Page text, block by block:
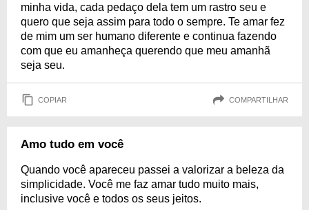
minha vida, cada pedaço dela tem um rastro seu e
quero que seja assim para todo o sempre. Te amar fez
de mim um ser humano diferente e continua fazendo
com que eu amanheça querendo que meu amanhã
seja seu.
COPIAR COMPARTILHAR
Amo tudo em você
Quando você apareceu passei a valorizar a beleza da
simplicidade. Você me faz amar tudo muito mais,
inclusive você e todos os seus jeitos.